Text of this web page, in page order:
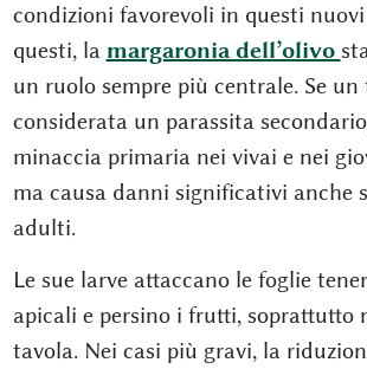
condizioni favorevoli in questi
questi, la margaronia dell’olivo
un ruolo sempre più centrale. Se un
considerata un parassita
minaccia primaria nei vivai e nei
ma causa danni significativi anche
adulti.
Le sue larve attaccano le foglie
apicali e persino i frutti, soprattutto
tavola. Nei casi più gravi, la